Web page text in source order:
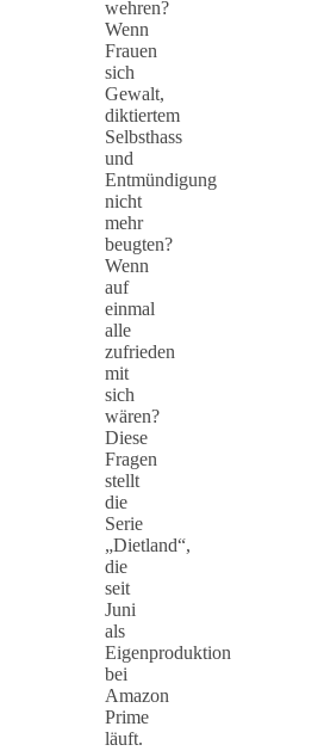
wehren?
Wenn
Frauen
sich
Gewalt,
diktiertem
Selbsthass
und
Entmündigung
nicht
mehr
beugten?
Wenn
auf
einmal
alle
zufrieden
mit
sich
wären?
Diese
Fragen
stellt
die
Serie
„Dietland“,
die
seit
Juni
als
Eigenproduktion
bei
Amazon
Prime
läuft.